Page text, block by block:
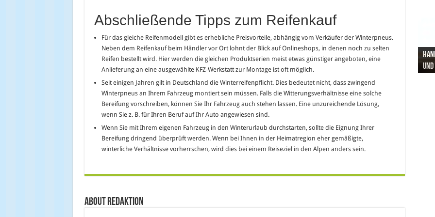
Abschließende Tipps zum Reifenkauf
Für das gleiche Reifenmodell gibt es erhebliche Preisvorteile, abhängig vom Verkäufer der Winterpneus.
Neben dem Reifenkauf beim Händler vor Ort lohnt der Blick auf Onlineshops, in denen noch zu selten
Reifen bestellt wird. Hier werden die gleichen Produktserien meist etwas günstiger angeboten, eine
Anlieferung an eine ausgewählte KFZ-Werkstatt zur Montage ist oft möglich.
Seit einigen Jahren gilt in Deutschland die Winterreifenpflicht. Dies bedeutet nicht, dass zwingend
Winterpneus an Ihrem Fahrzeug montiert sein müssen. Falls die Witterungsverhältnisse eine solche
Bereifung vorschreiben, können Sie Ihr Fahrzeug auch stehen lassen. Eine unzureichende Lösung,
wenn Sie z. B. für Ihren Beruf auf Ihr Auto angewiesen sind.
Wenn Sie mit Ihrem eigenen Fahrzeug in den Winterurlaub durchstarten, sollte die Eignung Ihrer
Bereifung dringend überprüft werden. Wenn bei Ihnen in der Heimatregion eher gemäßigte,
winterliche Verhältnisse vorherrschen, wird dies bei einem Reiseziel in den Alpen anders sein.
About Redaktion
Pro